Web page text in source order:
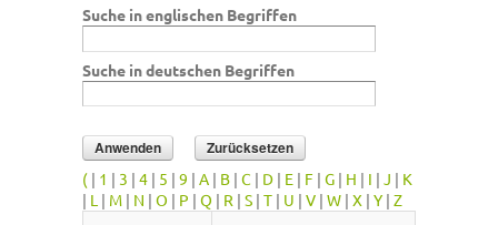
Suche in englischen Begriffen
Suche in deutschen Begriffen
( | 1 | 3 | 4 | 5 | 9 | A | B | C | D | E | F | G | H | I | J | K
| L | M | N | O | P | Q | R | S | T | U | V | W | X | Y | Z